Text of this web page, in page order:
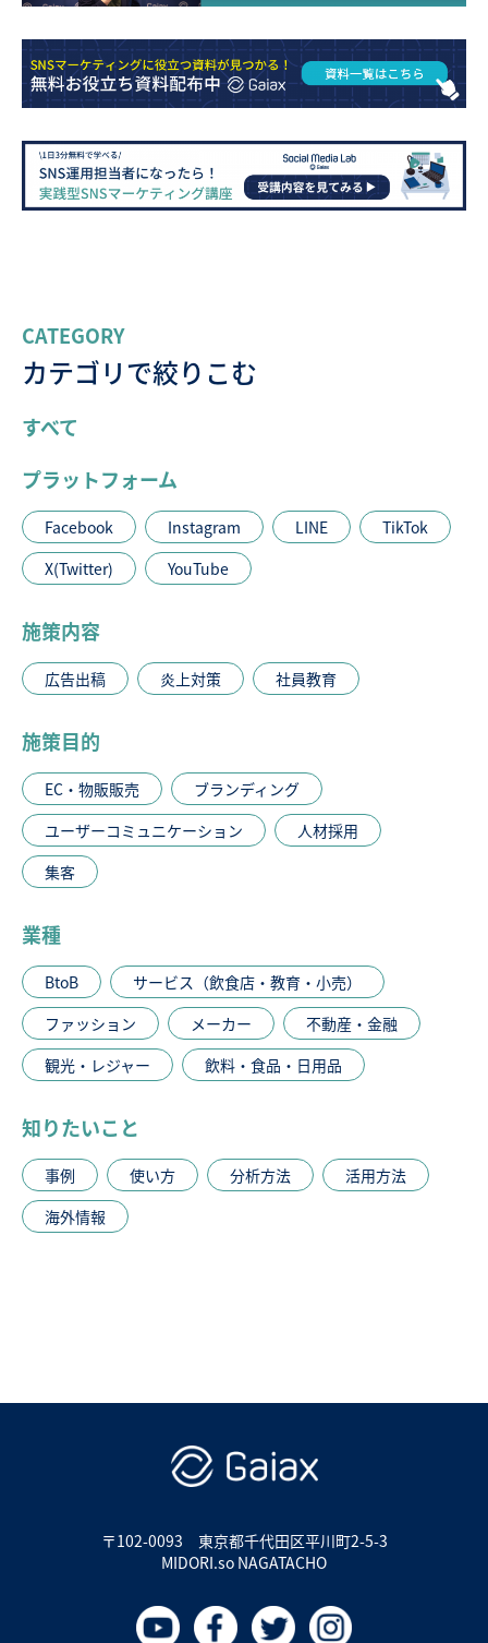
CATEGORY
カテゴリで絞りこむ
すべて
プラットフォーム
Facebook Instagram LINE
TikTok
X(Twitter)
YouTube
施策内容
広告出稿 炎上対策 社員教育
施策目的
EC・物販販売
ブランディング
ユーザーコミュニケーション
人材採用
集客
業種
BtoB
サービス（飲食店・教育・小売）
ファッション
メーカー
不動産・金融
観光・レジャー
飲料・食品・日用品
知りたいこと
事例 使い方 分析方法
活用方法
海外情報
〒102-0093 東京都千代田区平川町2-5-3
MIDORI.so NAGATACHO